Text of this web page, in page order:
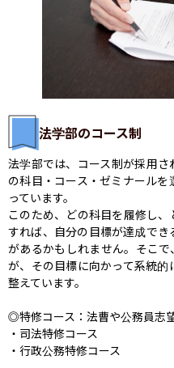
法学部のコース制
法学部では、コース制が採用
の科目・コース・ゼミナール
っています。
このため、どの科目を履修し
すれば、自分の目標が達成で
があるかもしれません。そこ
が、その目標に向かって系統
整えています。
◎特修コース：法曹や公務員志
・司法特修コース
・行政公務特修コース